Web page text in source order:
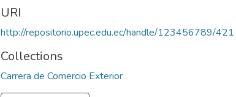
URI
http://repositorio.upec.edu.ec/handle/123456789/421
Collections
Carrera de Comercio Exterior